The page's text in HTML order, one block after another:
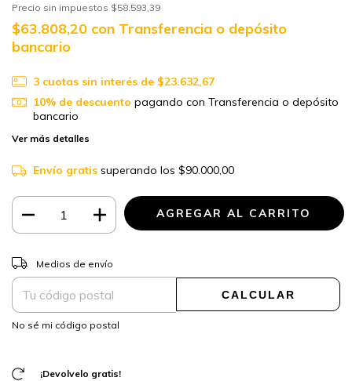
Precio sin impuestos $58.593,39
$63.808,20 con Transferencia o depósito
bancario
3 cuotas sin interés de $23.632,67
10% de descuento pagando con Transferencia o depósito
bancario
Ver más detalles
Envío gratis superando los $90.000,00
Entregas para el CP:
Medios de envío
CALCULAR
No sé mi código postal
¡Devolvelo gratis!